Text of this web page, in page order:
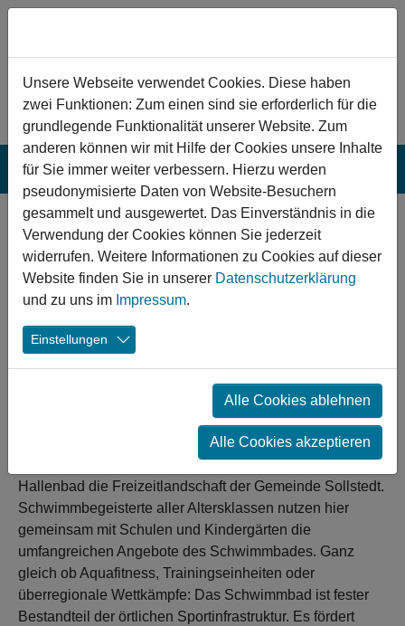
Zum Hauptinhalt springen
Nordhausen:
Sanierung der
Schwimmhalle in
Sollstedt
betrieben werden kann. Um den Anwohnenden in
Nordhausen auch in Zukunft den Schwimmbetrieb zu
ermöglichen, wird das örtliche Hallenbad grundsaniert.
Im Landkreis Nordhausen bereichert seit 1976 ein
Hallenbad die Freizeitlandschaft der Gemeinde Sollstedt.
Schwimmbegeisterte aller Altersklassen nutzen hier
gemeinsam mit Schulen und Kindergärten die
umfangreichen Angebote des Schwimmbades. Ganz
gleich ob Aquafitness, Trainingseinheiten oder
überregionale Wettkämpfe: Das Schwimmbad ist fester
Bestandteil der örtlichen Sportinfrastruktur. Es fördert
Unsere Webseite verwendet Cookies. Diese haben
zwei Funktionen: Zum einen sind sie erforderlich für die
grundlegende Funktionalität unserer Website. Zum
anderen können wir mit Hilfe der Cookies unsere Inhalte
für Sie immer weiter verbessern. Hierzu werden
pseudonymisierte Daten von Website-Besuchern
gesammelt und ausgewertet. Das Einverständnis in die
Verwendung der Cookies können Sie jederzeit
widerrufen. Weitere Informationen zu Cookies auf dieser
Website finden Sie in unserer Datenschutzerklärung
und zu uns im Impressum.
Einstellungen
Alle Cookies ablehnen
Alle Cookies akzeptieren